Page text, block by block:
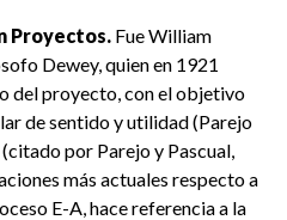
Proyectos. Fue William
Dewey, quien en 1921
del proyecto, con el objetivo
de sentido y utilidad (Parejo
por Parejo y Pascual,
más actuales respecto a
E-A, hace referencia a la